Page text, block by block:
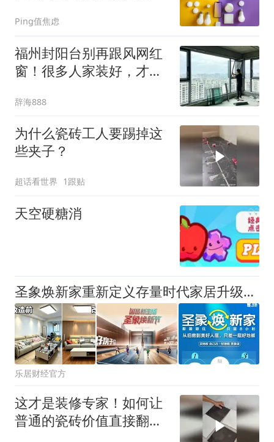
Ping值焦虑
福州封阳台别再跟风网红
窗！很多人家装好，才发
辞海888
为什么瓷砖工人要踢掉这
些夹子？
超话看世界 1跟贴
天空硬糖消
圣象焕新家重新定义存量时代家居升级逻辑，筑牢说换就换的底气！
乐居财经官方
这才是装修专家！如何让
普通的瓷砖价值直接翻到